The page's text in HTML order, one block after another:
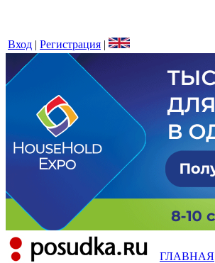
Вход | Регистрация |
ГЛАВНАЯ